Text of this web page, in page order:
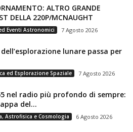
ALTRO GRANDE
DELLA 220P/MCNAUGHT
Eventi Astronomici 7 Agosto 2026
lunare passa per
ed Esplorazione Spaziale 7 Agosto 2026
nel radio più profondo di sempre:
del...
Astrofisica e Cosmologia 6 Agosto 2026